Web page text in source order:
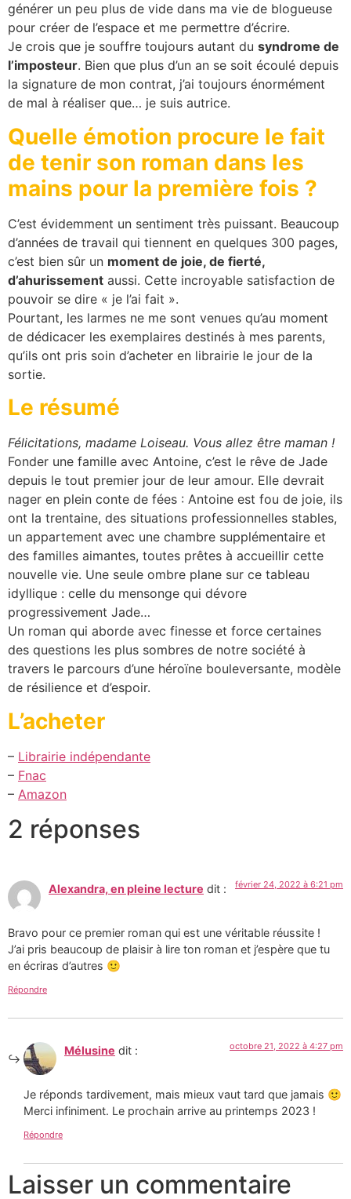
générer un peu plus de vide dans ma vie de blogueuse
pour créer de l’espace et me permettre d’écrire.
Je crois que je souffre toujours autant du syndrome de
l’imposteur. Bien que plus d’un an se soit écoulé depuis
la signature de mon contrat, j’ai toujours énormément
de mal à réaliser que… je suis autrice.
Quelle émotion procure le fait
de tenir son roman dans les
mains pour la première fois ?
C’est évidemment un sentiment très puissant. Beaucoup
d’années de travail qui tiennent en quelques 300 pages,
c’est bien sûr un moment de joie, de fierté,
d’ahurissement aussi. Cette incroyable satisfaction de
pouvoir se dire « je l’ai fait ».
Pourtant, les larmes ne me sont venues qu’au moment
de dédicacer les exemplaires destinés à mes parents,
qu’ils ont pris soin d’acheter en librairie le jour de la
sortie.
Le résumé
Félicitations, madame Loiseau. Vous allez être maman !
Fonder une famille avec Antoine, c’est le rêve de Jade
depuis le tout premier jour de leur amour. Elle devrait
nager en plein conte de fées : Antoine est fou de joie, ils
ont la trentaine, des situations professionnelles stables,
un appartement avec une chambre supplémentaire et
des familles aimantes, toutes prêtes à accueillir cette
nouvelle vie. Une seule ombre plane sur ce tableau
idyllique : celle du mensonge qui dévore
progressivement Jade…
Un roman qui aborde avec finesse et force certaines
des questions les plus sombres de notre société à
travers le parcours d’une héroïne bouleversante, modèle
de résilience et d’espoir.
L’acheter
– Librairie indépendante
– Fnac
– Amazon
2 réponses
Alexandra, en pleine lecture dit : février 24, 2022 à 6:21 pm
Bravo pour ce premier roman qui est une véritable réussite !
J’ai pris beaucoup de plaisir à lire ton roman et j’espère que tu
en écriras d’autres 🙂
Répondre
Mélusine dit : octobre 21, 2022 à 4:27 pm
Je réponds tardivement, mais mieux vaut tard que jamais 🙂
Merci infiniment. Le prochain arrive au printemps 2023 !
Répondre
Laisser un commentaire